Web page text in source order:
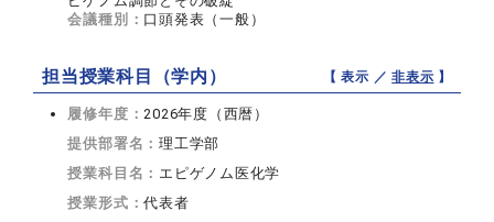
会議種別： 口頭発表（一般）
担当授業科目（学内） 【 表示 ／非表示 】
履修年度： 2026年度（西暦）
提供部署名：理工学部
授業科目名： エピゲノム医化学
授業形式：代表者